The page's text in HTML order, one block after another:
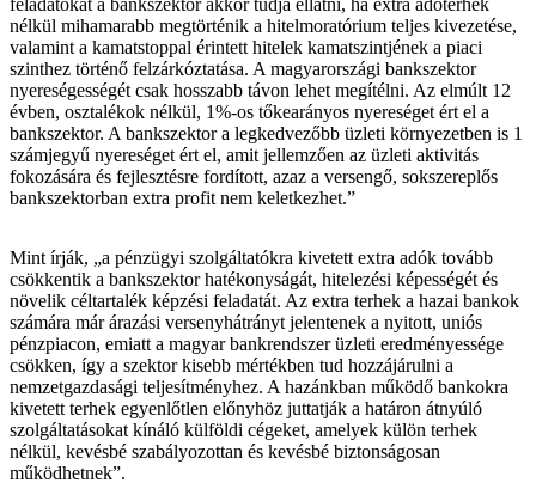
nélkül mihamarabb megtörténik a hitelmoratórium teljes kivezetése,
valamint a kamatstoppal érintett hitelek kamatszintjének a piaci
szinthez történő felzárkóztatása. A magyarországi bankszektor
nyereségességét csak hosszabb távon lehet megítélni. Az elmúlt 12
évben, osztalékok nélkül, 1%-os tőkearányos nyereséget ért el a
bankszektor. A bankszektor a legkedvezőbb üzleti környezetben is 1
számjegyű nyereséget ért el, amit jellemzően az üzleti aktivitás
fokozására és fejlesztésre fordított, azaz a versengő, sokszereplős
bankszektorban extra profit nem keletkezhet.”
Mint írják, „a pénzügyi szolgáltatókra kivetett extra adók tovább
csökkentik a bankszektor hatékonyságát, hitelezési képességét és
növelik céltartalék képzési feladatát. Az extra terhek a hazai bankok
számára már árazási versenyhátrányt jelentenek a nyitott, uniós
pénzpiacon, emiatt a magyar bankrendszer üzleti eredményessége
csökken, így a szektor kisebb mértékben tud hozzájárulni a
nemzetgazdasági teljesítményhez. A hazánkban működő bankokra
kivetett terhek egyenlőtlen előnyhöz juttatják a határon átnyúló
szolgáltatásokat kínáló külföldi cégeket, amelyek külön terhek
nélkül, kevésbé szabályozottan és kevésbé biztonságosan
működhetnek”.